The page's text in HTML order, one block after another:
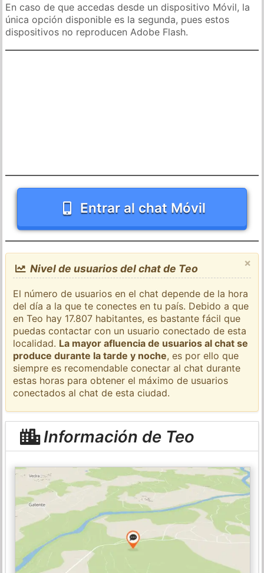
En caso de que accedas desde un dispositivo Móvil, la
única opción disponible es la segunda, pues estos
dispositivos no reproducen Adobe Flash.
Entrar al chat Móvil
×
Nivel de usuarios del chat de Teo
El número de usuarios en el chat depende de la hora
del día a la que te conectes en tu país. Debido a que
en Teo hay 17.807 habitantes, es bastante fácil que
puedas contactar con un usuario conectado de esta
localidad. La mayor afluencia de usuarios al chat se
produce durante la tarde y noche, es por ello que
siempre es recomendable conectar al chat durante
estas horas para obtener el máximo de usuarios
conectados al chat de esta ciudad.
Información de Teo